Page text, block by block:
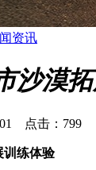
资讯
沙漠
01 点击：799
训练体验